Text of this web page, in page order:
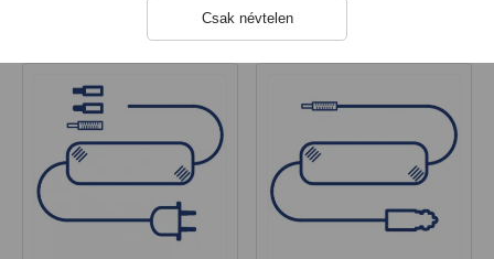
Csak névtelen